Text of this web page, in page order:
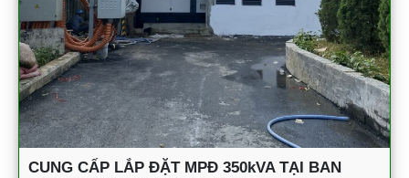
CUNG CẤP LẮP ĐẶT MPĐ 350kVA TẠI BAN